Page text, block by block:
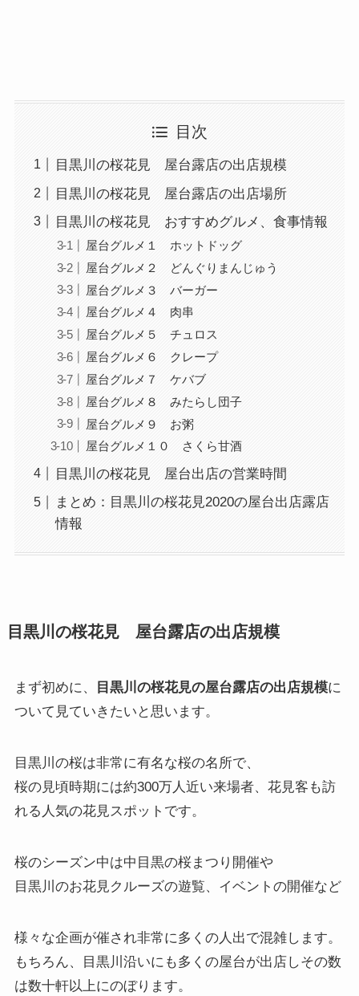
目次
目黒川の桜花見 屋台露店の出店規模
目黒川の桜花見 屋台露店の出店場所
目黒川の桜花見 おすすめグルメ、食事情報
屋台グルメ１ ホットドッグ
屋台グルメ２ どんぐりまんじゅう
屋台グルメ３ バーガー
屋台グルメ４ 肉串
屋台グルメ５ チュロス
屋台グルメ６ クレープ
屋台グルメ７ ケバブ
屋台グルメ８ みたらし団子
屋台グルメ９ お粥
屋台グルメ１０ さくら甘酒
目黒川の桜花見 屋台出店の営業時間
まとめ：目黒川の桜花見2020の屋台出店露店
情報
目黒川の桜花見 屋台露店の出店規模
まず初めに、 目黒川の桜花見の屋台露店の出店規模に
ついて見ていきたいと思います。
目黒川の桜は非常に有名な桜の名所で、
桜の見頃時期には約300万人近い来場者、花見客も訪
れる人気の花見スポットです。
桜のシーズン中は中目黒の桜まつり開催や
目黒川のお花見クルーズの遊覧、イベントの開催など
様々な企画が催され非常に多くの人出で混雑します。
もちろん、目黒川沿いにも多くの屋台が出店しその数
は数十軒以上にのぼります。